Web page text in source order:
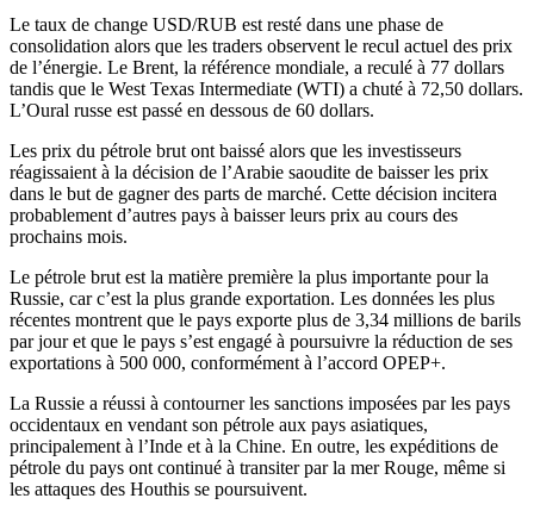
Le taux de change USD/RUB est resté dans une phase de
consolidation alors que les traders observent le recul actuel des prix
de l’énergie. Le Brent, la référence mondiale, a reculé à 77 dollars
tandis que le West Texas Intermediate (WTI) a chuté à 72,50 dollars.
L’Oural russe est passé en dessous de 60 dollars.
Les prix du pétrole brut ont baissé alors que les investisseurs
réagissaient à la décision de l’Arabie saoudite de baisser les prix
dans le but de gagner des parts de marché. Cette décision incitera
probablement d’autres pays à baisser leurs prix au cours des
prochains mois.
Le pétrole brut est la matière première la plus importante pour la
Russie, car c’est la plus grande exportation. Les données les plus
récentes montrent que le pays exporte plus de 3,34 millions de barils
par jour et que le pays s’est engagé à poursuivre la réduction de ses
exportations à 500 000, conformément à l’accord OPEP+.
La Russie a réussi à contourner les sanctions imposées par les pays
occidentaux en vendant son pétrole aux pays asiatiques,
principalement à l’Inde et à la Chine. En outre, les expéditions de
pétrole du pays ont continué à transiter par la mer Rouge, même si
les attaques des Houthis se poursuivent.